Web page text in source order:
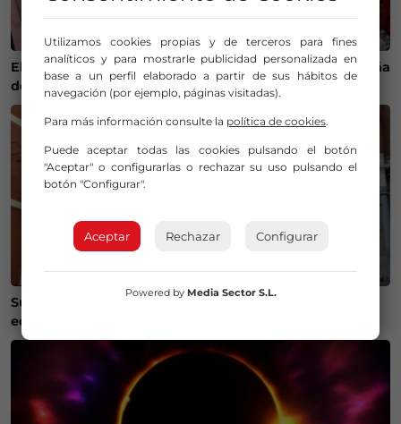
El calor cambia la ruta del bonito y complica la campaña
de pesca en Euskadi
Susto en Bilbao La Vieja: ocho personas atendidas y un
edificio desalojado tras un incendio
Utilizamos cookies propias y de terceros para fines
analíticos y para mostrarle publicidad personalizada en
base a un perfil elaborado a partir de sus hábitos de
navegación (por ejemplo, páginas visitadas).
Para más información consulte la política de cookies.
Puede aceptar todas las cookies pulsando el botón
"Aceptar" o configurarlas o rechazar su uso pulsando el
botón "Configurar".
Aceptar Rechazar Configurar
Powered by Media Sector S.L.